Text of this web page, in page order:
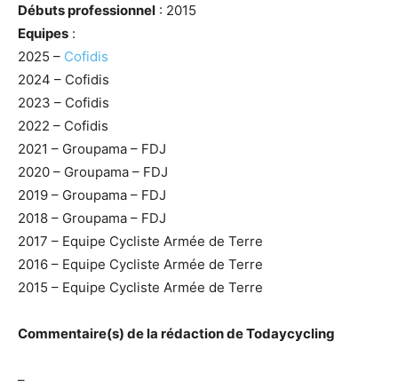
Débuts professionnel : 2015
Equipes :
2025 – Cofidis
2024 – Cofidis
2023 – Cofidis
2022 – Cofidis
2021 – Groupama – FDJ
2020 – Groupama – FDJ
2019 – Groupama – FDJ
2018 – Groupama – FDJ
2017 – Equipe Cycliste Armée de Terre
2016 – Equipe Cycliste Armée de Terre
2015 – Equipe Cycliste Armée de Terre
Commentaire(s) de la rédaction de Todaycycling
–